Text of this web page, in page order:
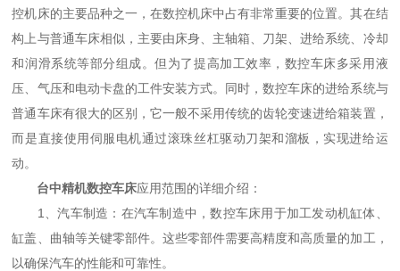
控机床的主要品种之一，在数控机床中占有非常重要的位置。其在结
构上与普通车床相似，主要由床身、主轴箱、刀架、进给系统、冷却
和润滑系统等部分组成。但为了提高加工效率，数控车床多采用液
压、气压和电动卡盘的工件安装方式。同时，数控车床的进给系统与
普通车床有很大的区别，它一般不采用传统的齿轮变速进给箱装置，
而是直接使用伺服电机通过滚珠丝杠驱动刀架和溜板，实现进给运
动。
台中精机数控车床应用范围的详细介绍：
1、汽车制造：在汽车制造中，数控车床用于加工发动机缸体、
缸盖、曲轴等关键零部件。这些零部件需要高精度和高质量的加工，
以确保汽车的性能和可靠性。